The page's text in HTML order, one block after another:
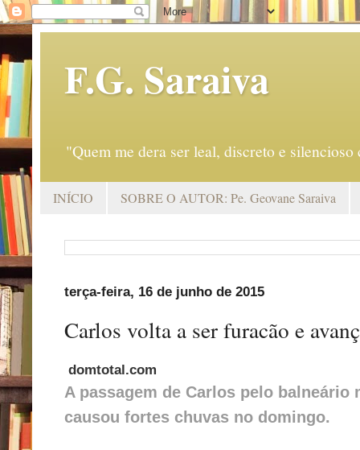
F.G. Saraiva
"Quem me dera ser leal, discreto e
INÍCIO SOBRE O AUTOR: Pe. Geovane Saraiva
terça-feira, 16 de junho de 2015
Carlos volta a ser furacão e
domtotal.com
A passagem de Carlos pelo balneário
causou fortes chuvas no domingo.